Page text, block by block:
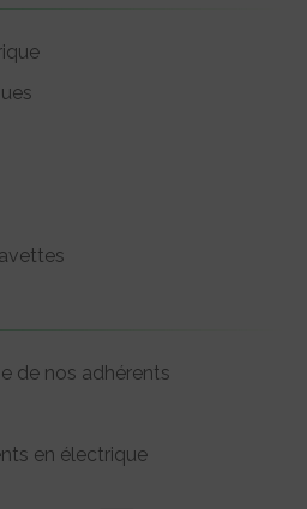
de nos adhérents
en électrique